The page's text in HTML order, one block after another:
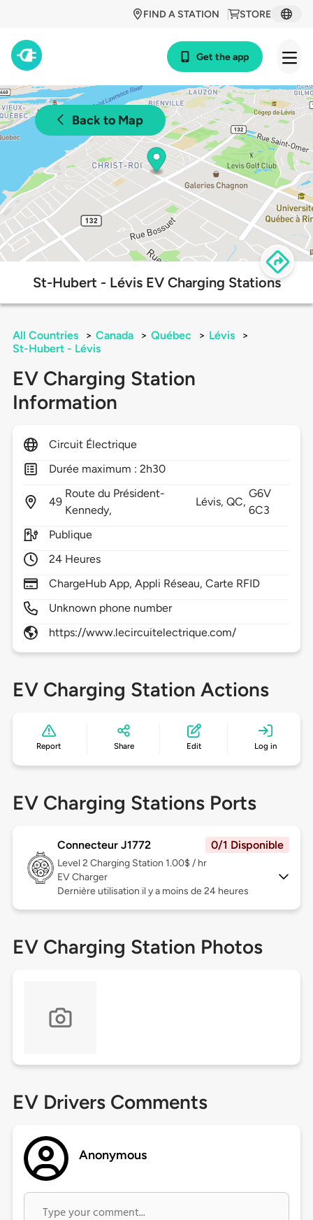
STORE
FIND A STATION
Get the app
Back to Map
St-Hubert - Lévis EV Charging Stations
All Countries > Canada > Québec > Lévis
>
St-Hubert - Lévis
EV Charging Station
Information
Circuit Électrique
Durée maximum : 2h30
49
Route du Président-
Kennedy,
Lévis,QC,
G6V
6C3
Publique
24 Heures
ChargeHub App, Appli Réseau, Carte RFID
Unknown phone number
https://www.lecircuitelectrique.com/
EV Charging Station Actions
Report Share Edit Log in
EV Charging Stations Ports
Connecteur J1772 0/1 Disponible
Level 2 Charging Station 1.00$ / hr
EV Charger
Dernière utilisation il y a moins de 24 heures
EV Charging Station Photos
EV Drivers Comments
Anonymous